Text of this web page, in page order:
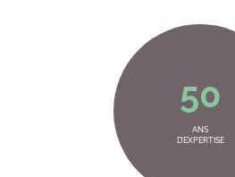
50
ANS
D’EXPERTISE